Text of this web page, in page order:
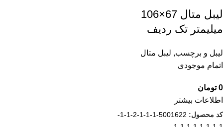
لیبل متال 67×106
میلیمتر تک ردیف
لیبل و برچسب, لیبل متال
اتمام موجودی
0 تومان
اطلاعات بیشتر
کد محصول:
5001622-1-1-1-2-1-1-